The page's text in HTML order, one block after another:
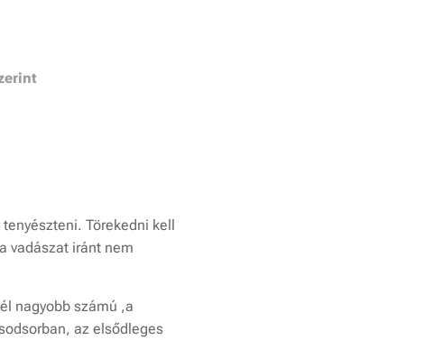
Törekedni kell
vadászat iránt nem
nagyobb számú ,a
az elsődleges